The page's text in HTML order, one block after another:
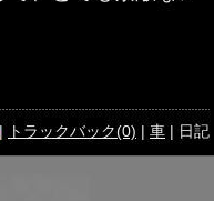
| トラックバック(0) | 車 | 日記